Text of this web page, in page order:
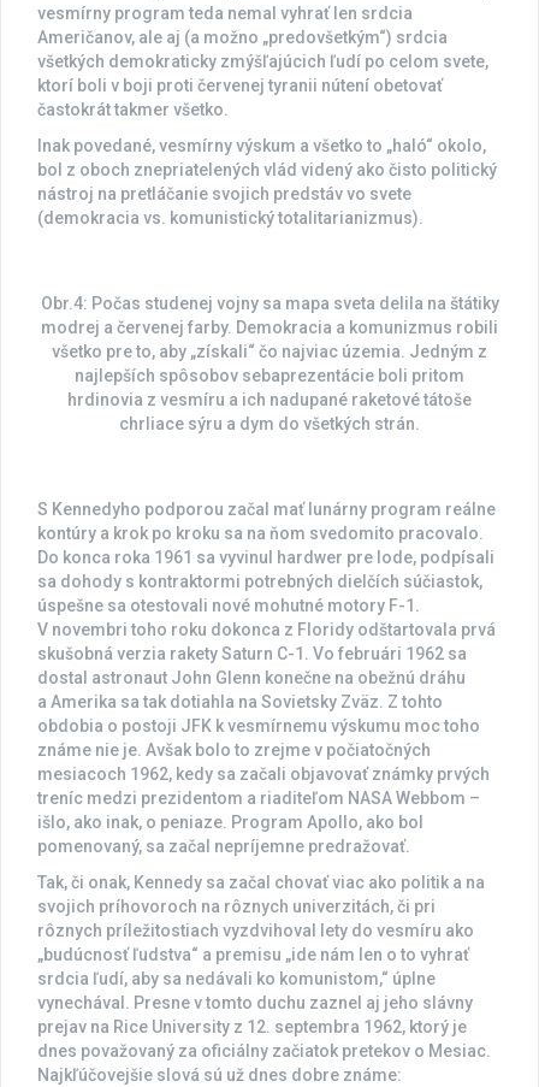
vesmírny program teda nemal vyhrať len srdcia
Američanov, ale aj (a možno „predovšetkým“) srdcia
všetkých demokraticky zmýšľajúcich ľudí po celom svete,
ktorí boli v boji proti červenej tyranii nútení obetovať
častokrát takmer všetko.
Inak povedané, vesmírny výskum a všetko to „haló“ okolo,
bol z oboch znepriatelených vlád videný ako čisto politický
nástroj na pretláčanie svojich predstáv vo svete
(demokracia vs. komunistický totalitarianizmus).
Obr.4: Počas studenej vojny sa mapa sveta delila na štátiky
modrej a červenej farby. Demokracia a komunizmus robili
všetko pre to, aby „získali“ čo najviac územia. Jedným z
najlepších spôsobov sebaprezentácie boli pritom
hrdinovia z vesmíru a ich nadupané raketové tátoše
chrliace sýru a dym do všetkých strán.
S Kennedyho podporou začal mať lunárny program reálne
kontúry a krok po kroku sa na ňom svedomito pracovalo.
Do konca roka 1961 sa vyvinul hardwer pre lode, podpísali
sa dohody s kontraktormi potrebných dielčích súčiastok,
úspešne sa otestovali nové mohutné motory F-1.
V novembri toho roku dokonca z Floridy odštartovala prvá
skušobná verzia rakety Saturn C-1. Vo februári 1962 sa
dostal astronaut John Glenn konečne na obežnú dráhu
a Amerika sa tak dotiahla na Sovietsky Zväz. Z tohto
obdobia o postoji JFK k vesmírnemu výskumu moc toho
známe nie je. Avšak bolo to zrejme v počiatočných
mesiacoch 1962, kedy sa začali objavovať známky prvých
treníc medzi prezidentom a riaditeľom NASA Webbom –
išlo, ako inak, o peniaze. Program Apollo, ako bol
pomenovaný, sa začal nepríjemne predražovať.
Tak, či onak, Kennedy sa začal chovať viac ako politik a na
svojich príhovoroch na rôznych univerzitách, či pri
rôznych príležitostiach vyzdvihoval lety do vesmíru ako
„budúcnosť ľudstva“ a premisu „ide nám len o to vyhrať
srdcia ľudí, aby sa nedávali ko komunistom,“ úplne
vynechával. Presne v tomto duchu zaznel aj jeho slávny
prejav na Rice University z 12. septembra 1962, ktorý je
dnes považovaný za oficiálny začiatok pretekov o Mesiac.
Najkľúčovejšie slová sú už dnes dobre známe: